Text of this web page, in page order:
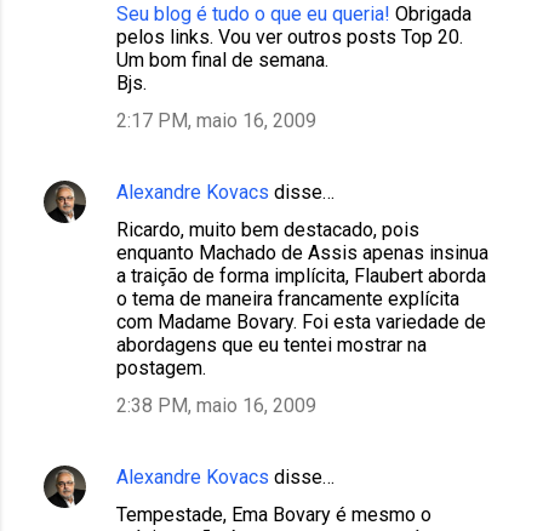
Seu blog é tudo o que eu queria! Obrigada
pelos links. Vou ver outros posts Top 20.
Um bom final de semana.
Bjs.
2:17 PM, maio 16, 2009
Alexandre Kovacs disse…
Ricardo, muito bem destacado, pois
enquanto Machado de Assis apenas insinua
a traição de forma implícita, Flaubert aborda
o tema de maneira francamente explícita
com Madame Bovary. Foi esta variedade de
abordagens que eu tentei mostrar na
postagem.
2:38 PM, maio 16, 2009
Alexandre Kovacs disse…
Tempestade, Ema Bovary é mesmo o